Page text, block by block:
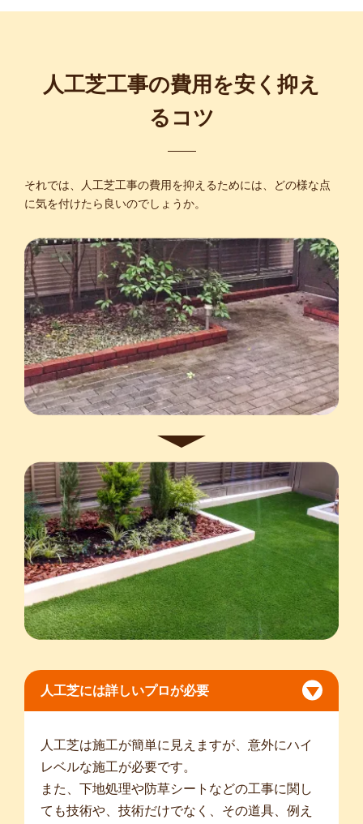
人工芝工事の費用を安く抑え
るコツ
それでは、人工芝工事の費用を抑えるためには、どの様な点
に気を付けたら良いのでしょうか。
人工芝には詳しいプロが必要
人工芝は施工が簡単に見えますが、意外にハイ
レベルな施工が必要です。
また、下地処理や防草シートなどの工事に関し
ても技術や、技術だけでなく、その道具、例え